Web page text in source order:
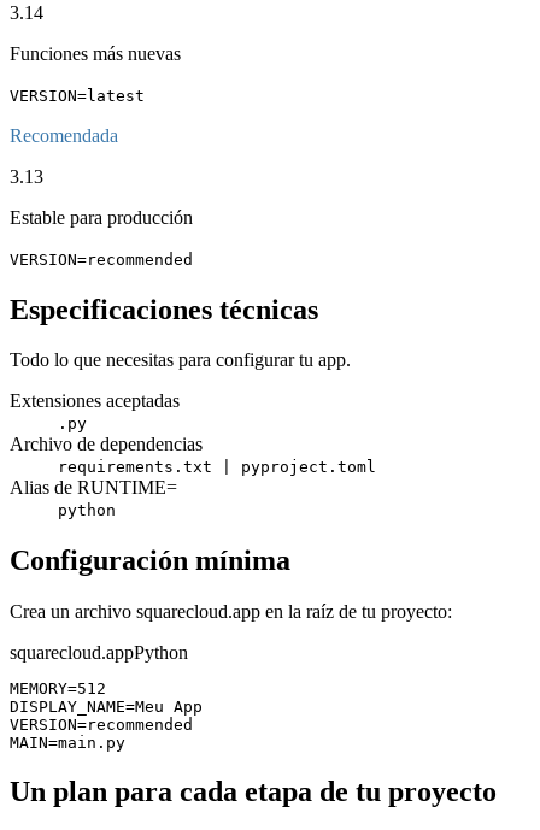
3.14
Funciones más nuevas
VERSION=latest
Recomendada
3.13
Estable para producción
VERSION=recommended
Especificaciones técnicas
Todo lo que necesitas para configurar tu app.
Extensiones aceptadas
.py
Archivo de dependencias
requirements.txt | pyproject.toml
Alias de RUNTIME=
python
Configuración mínima
Crea un archivo squarecloud.app en la raíz de tu proyecto:
squarecloud.appPython
MEMORY=512
DISPLAY_NAME=Meu App
VERSION=recommended
MAIN=main.py
Un plan para cada etapa de tu proyecto